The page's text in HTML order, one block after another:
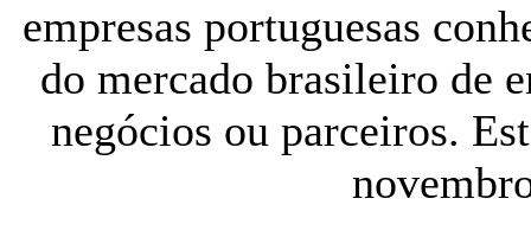
empresas portuguesas
do mercado brasileiro de
negócios ou parceiros.